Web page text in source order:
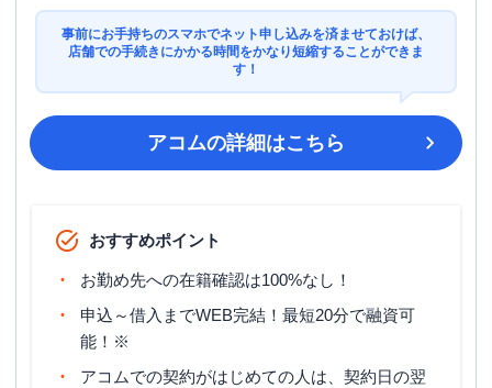
事前にお手持ちのスマホでネット申し込みを済ませておけば、
店舗での手続きにかかる時間をかなり短縮することができま
す！
アコムの詳細はこちら
おすすめポイント
お勤め先への在籍確認は100%なし！
申込～借入までWEB完結！最短20分で融資可
能！※
アコムでの契約がはじめての人は、契約日の翌